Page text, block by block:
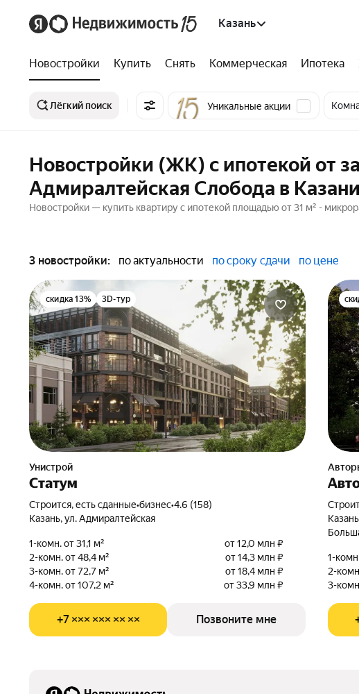
Казань
Новостройки Купить Снять Коммерческая Ипотека
Лёгкий поиск Уникальные акции
Новостройки (ЖК) с ипотекой от
Адмиралтейская Слобода в Казани
Новостройки — купить квартиру с ипотекой площадью от 31 м² -
3 новостройки: по актуальности по сроку сдачи по цене
скидка 13% 3D-тур
Унистрой
Статум
Строится, есть сданные•бизнес•4.6 (158)
Казань, ул. Адмиралтейская
1-комн. от 31,1 м²
от 12,0 млн ₽
2-комн. от 48,4 м²
от 14,3 млн ₽
3-комн. от 72,7 м²
от 18,4 млн ₽
4-комн. от 107,2 м²
от 33,9 млн ₽
+7 ××× ××× ×× ×× Позвоните мне
1-
2-
3-